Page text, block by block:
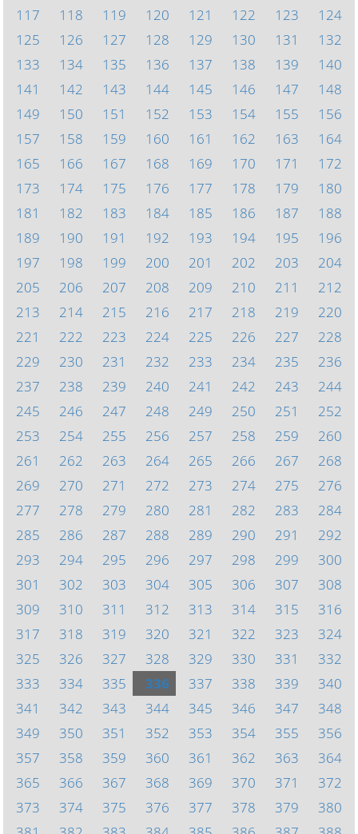
117
118 119 120 121 122 123
124
125
126 127 128 129 130 131
132
133
134 135 136 137 138 139
140
141
142 143 144 145 146 147
148
149
150 151 152 153 154 155
156
157
158 159 160 161 162 163
164
165
166 167 168 169 170 171
172
173
174 175 176 177 178 179
180
181
182 183 184 185 186 187
188
189
190 191 192 193 194 195
196
197
198 199 200 201 202 203
204
205
206 207 208 209 210 211
212
213
214 215 216 217 218 219
220
221
222 223 224 225 226 227
228
229
230 231 232 233 234 235
236
237
238 239 240 241 242 243
244
245
246 247 248 249 250 251
252
253
254 255 256 257 258 259
260
261
262 263 264 265 266 267
268
269
270 271 272 273 274 275
276
277
278 279 280 281 282 283
284
285
286 287 288 289 290 291
292
293
294 295 296 297 298 299
300
301
302 303 304 305 306 307
308
309
310 311 312 313 314 315
316
317
318 319 320 321 322 323
324
325
326 327 328 329 330 331
332
333
334 335 336 337 338 339
340
341
342 343 344 345 346 347
348
349
350 351 352 353 354 355
356
357
358 359 360 361 362 363
364
365
366 367 368 369 370 371
372
373
374 375 376 377 378 379
380